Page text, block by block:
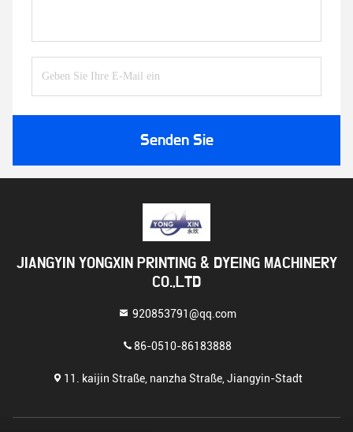
Senden Sie
JIANGYIN YONGXIN PRINTING & DYEING MACHINERY
CO.,LTD
920853791@qq.com
86-0510-86183888
11. kaijin Straße, nanzha Straße, Jiangyin-Stadt